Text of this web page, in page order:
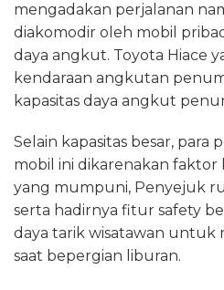
mengadakan perjalanan
diakomodir oleh mobil
daya angkut. Toyota Hiace
kendaraan angkutan
kapasitas daya angkut
Selain kapasitas besar, para
mobil ini dikarenakan faktor
yang mumpuni, Penyejuk
serta hadirnya fitur safety
daya tarik wisatawan untuk
saat bepergian liburan.